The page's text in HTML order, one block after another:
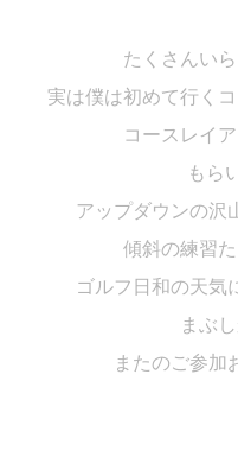
たくさんい
実は僕は初めて行く
コースレイ
もら
アップダウンの沢
傾斜の練習
ゴルフ日和の天気
まぶ
またのご参加
担当は